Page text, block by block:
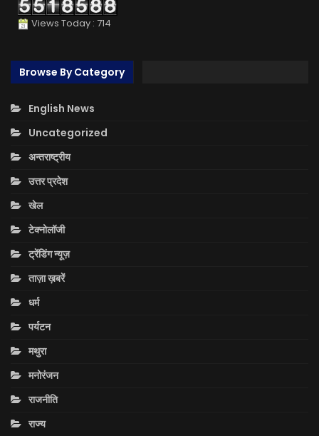
Views Today : 714
Browse By Category
English News
Uncategorized
अन्तराष्ट्रीय
उत्तर प्रदेश
खेल
टेक्नोलॉजी
ट्रेंडिंग न्यूज़
ताज़ा ख़बरें
धर्म
पर्यटन
मथुरा
मनोरंजन
राजनीति
राज्य